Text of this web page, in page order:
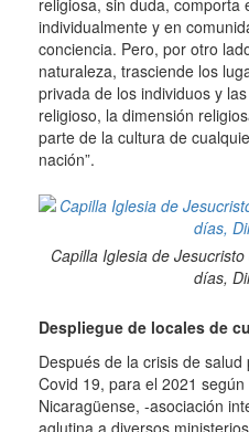
individualmente y en
conciencia. Pero, por otro
naturaleza, trasciende los
privada de los individuos y
religioso, la dimensión
parte de la cultura de
nación”.
Capilla Iglesia de
días,
Despliegue de locales de
Después de la crisis de
Covid 19, para el 2021
Nicaragüense, -asociación